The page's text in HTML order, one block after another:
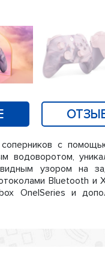
соперников с
водоворотом,
узором на
Bluetooth и
One|Series и